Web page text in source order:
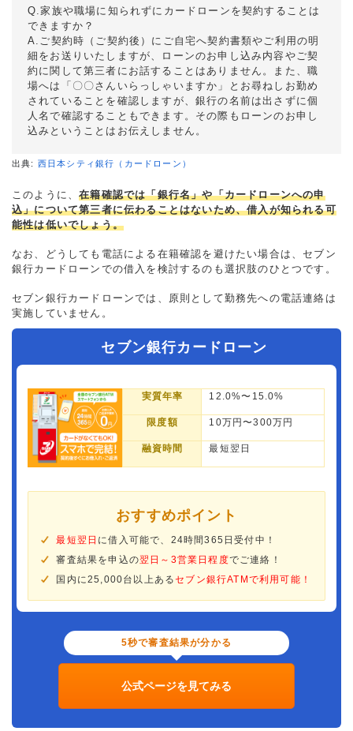
Q.家族や職場に知られずにカードローンを契約することは
できますか？
A.ご契約時（ご契約後）にご自宅へ契約書類やご利用の明
細をお送りいたしますが、ローンのお申し込み内容やご契
約に関して第三者にお話することはありません。また、職
場へは「〇〇さんいらっしゃいますか」とお尋ねしお勤め
されていることを確認しますが、銀行の名前は出さずに個
人名で確認することもできます。その際もローンのお申し
込みということはお伝えしません。
出典: 西日本シティ銀行（カードローン）
このように、在籍確認では「銀行名」や「カードローンへの申
込」について第三者に伝わることはないため、借入が知られる可
能性は低いでしょう。
なお、どうしても電話による在籍確認を避けたい場合は、セブン
銀行カードローンでの借入を検討するのも選択肢のひとつです。
セブン銀行カードローンでは、原則として勤務先への電話連絡は
実施していません。
セブン銀行カードローン
実質年率 12.0%〜15.0%
限度額 10万円〜300万円
融資時間 最短翌日
おすすめポイント
最短翌日 に借入可能で、24時間365日受付中！
審査結果を申込の翌日～3営業日程度でご連絡！
国内に25,000台以上あるセブン銀行ATMで利用可能！
5秒で審査結果が分かる
公式ページを見てみる